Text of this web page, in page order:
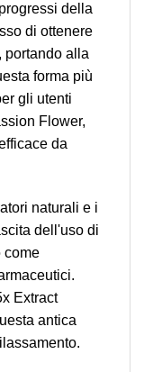
della
di ottenere
portando alla
forma più
gli utenti
Flower,
da
naturali e i
dell'uso di
come
Extract
antica